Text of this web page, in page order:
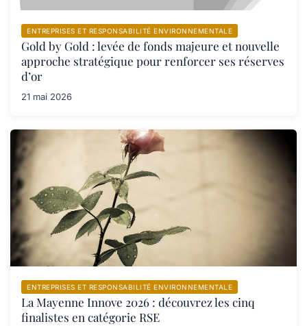
ENTREPRISES ET RESPONSABILITÉ ENVIRONNEMENTALE
Gold by Gold : levée de fonds majeure et nouvelle
approche stratégique pour renforcer ses réserves
d’or
21 mai 2026
ENTREPRISES ET RESPONSABILITÉ ENVIRONNEMENTALE
La Mayenne Innove 2026 : découvrez les cinq
finalistes en catégorie RSE